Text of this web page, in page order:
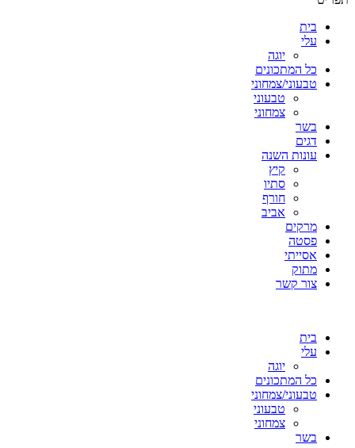
בית
עלי
יוגה
כל המתכונים
טבעוני/צמחוני
טבעוני
צמחוני
בשר
דגים
עונות השנה
קיץ
סתיו
חורף
אביב
מרקים
פסטה
אסייתי
מתוק
צור קשר
בית
עלי
יוגה
כל המתכונים
טבעוני/צמחוני
טבעוני
צמחוני
בשר